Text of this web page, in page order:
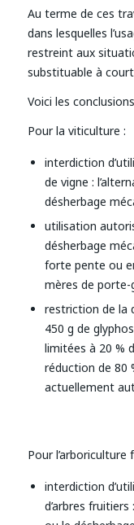
Au terme de ces
dans lesquelles
restreint aux
substituable à
Voici les conclusions
Pour la viticulture :
interdiction
de vigne :
désherbage
utilisation
désherbage
forte pente ou
mères de porte-
restriction de la
450 g de
limitées à 20 %
réduction de 80
actuellement
Pour l’arboriculture
interdiction
d’arbres